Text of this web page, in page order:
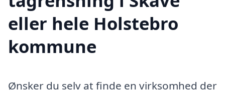
eller hele Holstebro
kommune
Ønsker du selv at finde en virksomhed der